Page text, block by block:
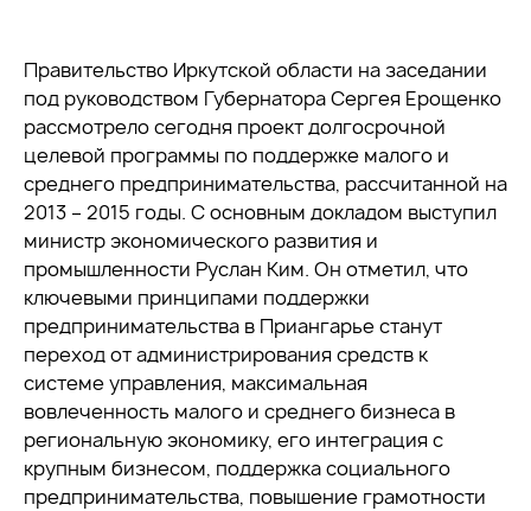
Правительство Иркутской области на заседании
под руководством Губернатора Сергея Ерощенко
рассмотрело сегодня проект долгосрочной
целевой программы по поддержке малого и
среднего предпринимательства, рассчитанной на
2013 – 2015 годы. С основным докладом выступил
министр экономического развития и
промышленности Руслан Ким. Он отметил, что
ключевыми принципами поддержки
предпринимательства в Приангарье станут
переход от администрирования средств к
системе управления, максимальная
вовлеченность малого и среднего бизнеса в
региональную экономику, его интеграция с
крупным бизнесом, поддержка социального
предпринимательства, повышение грамотности